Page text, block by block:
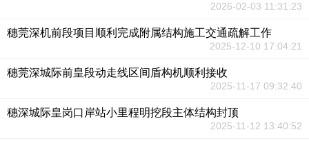
2026-02-03 11:31:23
穗莞深机前段项目顺利完成附属结构施工交通疏解工作
2025-12-10 17:04:21
穗莞深城际前皇段动走线区间盾构机顺利接收
2025-11-17 09:32:40
穗深城际皇岗口岸站小里程明挖段主体结构封顶
2025-11-12 13:40:52